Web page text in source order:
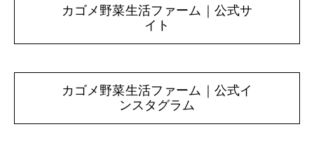
カゴメ野菜生活ファーム｜公式サ
イト
カゴメ野菜生活ファーム｜公式イ
ンスタグラム